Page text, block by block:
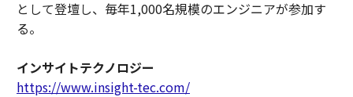
として登壇し、毎年1,000名規模のエンジニアが参加す
る。
インサイトテクノロジー
https://www.insight-tec.com/